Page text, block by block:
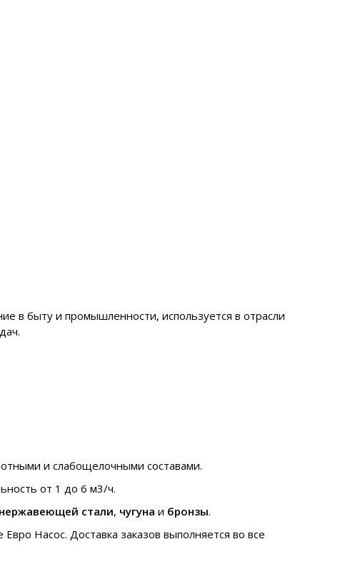
в быту и промышленности, используется в отрасли
и слабощелочными составами.
от 1 до 6 м3/ч.
нержавеющей стали, чугуна и бронзы.
Насос. Доставка заказов выполняется во все